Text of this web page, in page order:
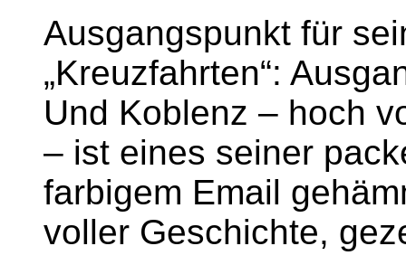
Ausgangspunkt für
„Kreuzfahrten“:
Und Koblenz – hoch
– ist eines seiner
farbigem Email
voller Geschichte,